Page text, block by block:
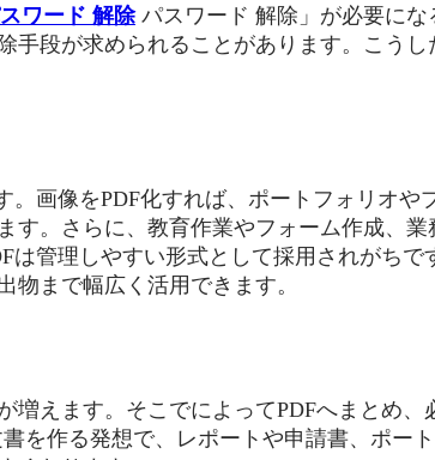
ワード 解除パスワード 解除」が必要にな
段が求められることがあります。こう
画像をPDF化すれば、ポートフォリオ
。さらに、教育作業やフォーム作成、
管理しやすい形式として採用されがちで
まで幅広く活用できます。
えます。そこでによってPDFへまとめ
を作る発想で、レポートや申請書、ポー